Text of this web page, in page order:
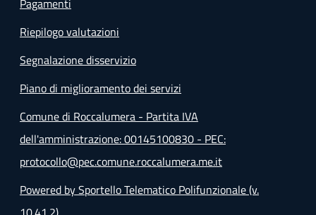
Pagamenti
Riepilogo valutazioni
Segnalazione disservizio
Piano di miglioramento dei servizi
Comune di Roccalumera - Partita IVA
dell'amministrazione: 00145100830 - PEC:
protocollo@pec.comune.roccalumera.me.it
Powered by Sportello Telematico Polifunzionale (v.